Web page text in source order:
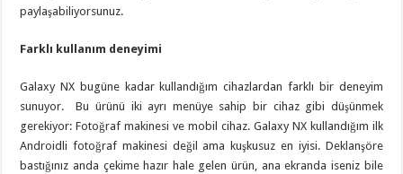
paylaşabiliyorsunuz.
Farklı kullanım deneyimi
Galaxy NX bugüne kadar kullandığım cihazlardan farklı bir deneyim
sunuyor. Bu ürünü iki ayrı menüye sahip bir cihaz gibi düşünmek
gerekiyor: Fotoğraf makinesi ve mobil cihaz. Galaxy NX kullandığım ilk
Androidli fotoğraf makinesi değil ama kuşkusuz en iyisi. Deklanşöre
bastığınız anda çekime hazır hale gelen ürün, ana ekranda iseniz bile